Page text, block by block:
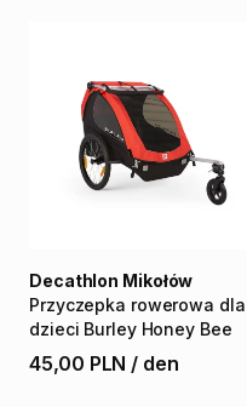
Przyczepka rowerowa dla
dzieci Burley Honey Bee
Decathlon Mikołów
45,00 PLN / den